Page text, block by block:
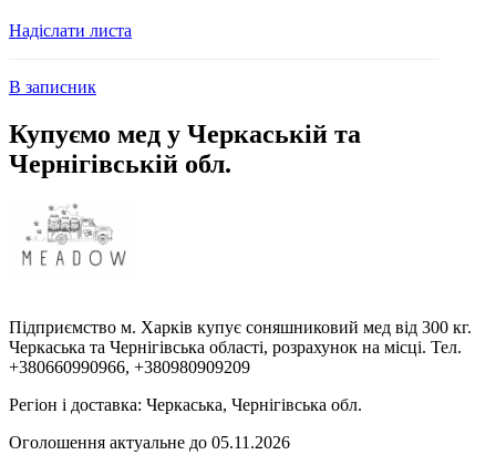
Надіслати листа
В записник
Купуємо мед у Черкаській та
Чернігівській обл.
Підприємство м. Харків купує соняшниковий мед від 300 кг.
Черкаська та Чернігівська області, розрахунок на місці. Тел.
+380660990966, +380980909209
Регіон і доставка: Черкаська, Чернігівська обл.
Оголошення актуальне до 05.11.2026